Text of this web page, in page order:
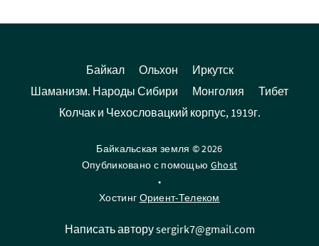
Байкал Ольхон
Иркутск
Шаманизм. Народы Сибири
Монголия
Тибет
Колчак и Чехословацкий корпус, 1919г.
Байкальская земля © 2026
Опубликовано с помощью Ghost
•
Хостинг Ориент-Телеком
Написать автору sergirk7@gmail.com